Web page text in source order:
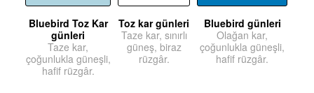
Bluebird Toz Kar
günleri
Taze kar,
çoğunlukla güneşli,
hafif rüzgâr.
Toz kar günleri
Taze kar, sınırlı
güneş, biraz
rüzgâr.
Bluebird günleri
Olağan kar,
çoğunlukla güneşli,
hafif rüzgâr.